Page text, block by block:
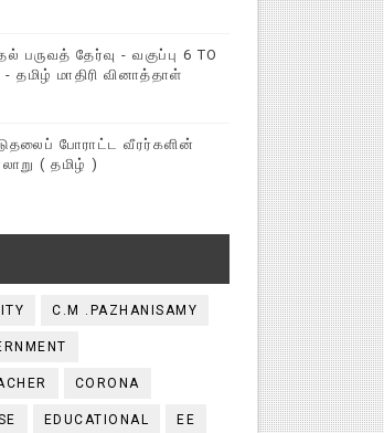
பருவத் தேர்வு - வகுப்பு 6 TO
- தமிழ் மாதிரி வினாத்தாள்
போராட்ட வீரர்களின்
( தமிழ் )
C.M .PAZHANISAMY
CORONA
EDUCATIONAL EE